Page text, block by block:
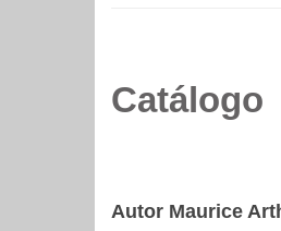
Catálogo
Autor Maurice